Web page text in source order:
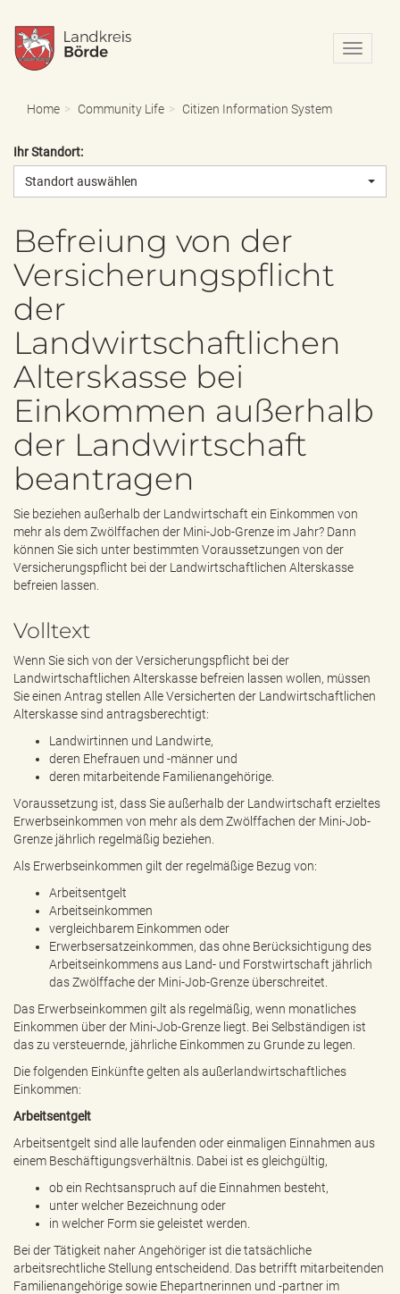
N
a
o
e
n
Home Community Life Citizen Information System
Ihr Standort:
Standort auswählen
Befreiung von der
Versicherungspflicht
der
Landwirtschaftlichen
Alterskasse bei
Einkommen außerhalb
der Landwirtschaft
beantragen
Sie beziehen außerhalb der Landwirtschaft ein Einkommen von
mehr als dem Zwölffachen der Mini-Job-Grenze im Jahr? Dann
können Sie sich unter bestimmten Voraussetzungen von der
Versicherungspflicht bei der Landwirtschaftlichen Alterskasse
befreien lassen.
Volltext
Wenn Sie sich von der Versicherungspflicht bei der
Landwirtschaftlichen Alterskasse befreien lassen wollen, müssen
Sie einen Antrag stellen Alle Versicherten der Landwirtschaftlichen
Alterskasse sind antragsberechtigt:
Landwirtinnen und Landwirte,
deren Ehefrauen und -männer und
deren mitarbeitende Familienangehörige.
Voraussetzung ist, dass Sie außerhalb der Landwirtschaft erzieltes
Erwerbseinkommen von mehr als dem Zwölffachen der Mini-Job-
Grenze jährlich regelmäßig beziehen.
Als Erwerbseinkommen gilt der regelmäßige Bezug von:
Arbeitsentgelt
Arbeitseinkommen
vergleichbarem Einkommen oder
Erwerbsersatzeinkommen, das ohne Berücksichtigung des
Arbeitseinkommens aus Land- und Forstwirtschaft jährlich
das Zwölffache der Mini-Job-Grenze überschreitet.
Das Erwerbseinkommen gilt als regelmäßig, wenn monatliches
Einkommen über der Mini-Job-Grenze liegt. Bei Selbständigen ist
das zu versteuernde, jährliche Einkommen zu Grunde zu legen.
Die folgenden Einkünfte gelten als außerlandwirtschaftliches
Einkommen:
Arbeitsentgelt
Arbeitsentgelt sind alle laufenden oder einmaligen Einnahmen aus
einem Beschäftigungsverhältnis. Dabei ist es gleichgültig,
ob ein Rechtsanspruch auf die Einnahmen besteht,
unter welcher Bezeichnung oder
in welcher Form sie geleistet werden.
Bei der Tätigkeit naher Angehöriger ist die tatsächliche
arbeitsrechtliche Stellung entscheidend. Das betrifft mitarbeitenden
Familienangehörige sowie Ehepartnerinnen und -partner im